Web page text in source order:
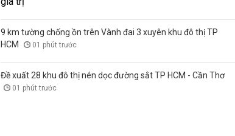
9 km tường chống ồn trên Vành đai 3 xuyên khu đô thị TP
HCM
01 phút trước
Đề xuất 28 khu đô thị nén dọc đường sắt TP HCM - Cần Thơ
01 phút trước